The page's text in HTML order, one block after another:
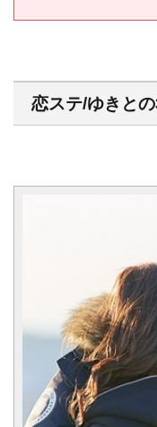
恋ステ/ゆきと